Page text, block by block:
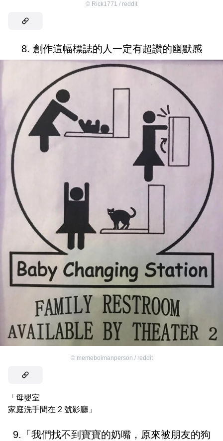
© Rick1771 / reddit
8. 創作這幅標誌的人一定有超讚的幽默感
© memeboimanperson / reddit
「母嬰室
家庭洗手間在 2 號影廳」
9.「我們找不到寶寶的奶嘴，原來被朋友的狗